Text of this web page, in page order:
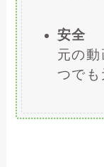
安全
元の
つでも